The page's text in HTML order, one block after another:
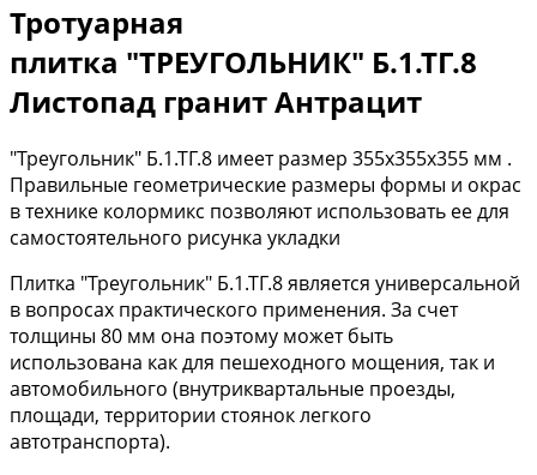
Тротуарная
плитка "ТРЕУГОЛЬНИК" Б.1.ТГ.8
Листопад гранит Антрацит
"Треугольник" Б.1.ТГ.8 имеет размер 355х355х355 мм .
Правильные геометрические размеры формы и окрас
в технике колормикс позволяют использовать ее для
самостоятельного рисунка укладки
Плитка "Треугольник" Б.1.ТГ.8 является универсальной
в вопросах практического применения. За счет
толщины 80 мм она поэтому может быть
использована как для пешеходного мощения, так и
автомобильного (внутриквартальные проезды,
площади, территории стоянок легкого
автотранспорта).